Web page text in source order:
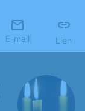
E-mail Lien